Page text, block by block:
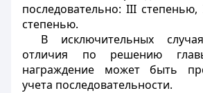
последовательно: III
степенью.
В исключительных
отличия по решению главы
награждение может быть
учета последовательности.